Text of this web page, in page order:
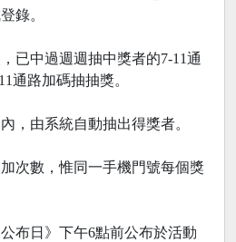
錄。
已中過週週抽中獎者的7-11通
通路加碼抽抽獎。
，由系統自動抽出得獎者。
次數，惟同一手機門號每個獎
布日》下午6點前公布於活動